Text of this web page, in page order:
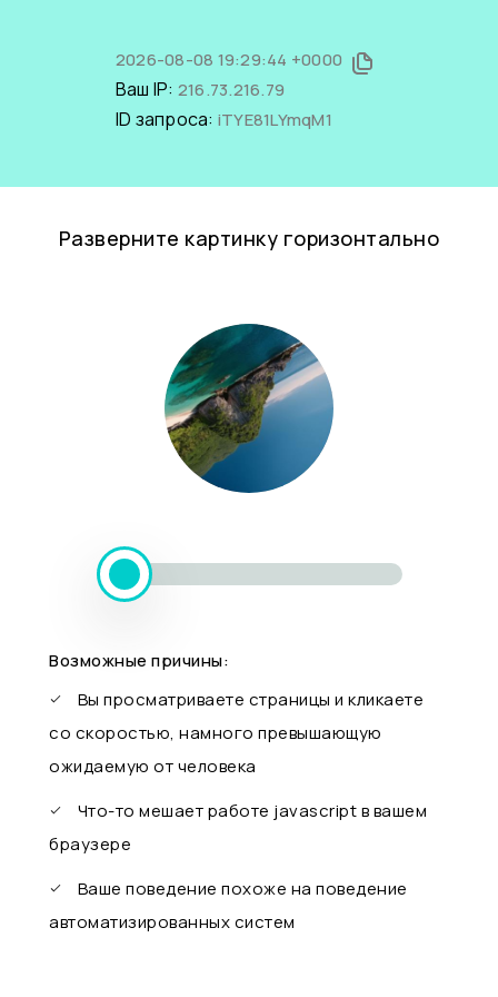
2026-08-08 19:29:44 +0000
Ваш IP: 216.73.216.79
ID запроса: iTYE81LYmqM1
Разверните картинку горизонтально
Возможные причины:
Вы просматриваете страницы и кликаете
со скоростью, намного превышающую
ожидаемую от человека
Что-то мешает работе javascript в вашем
браузере
Ваше поведение похоже на поведение
автоматизированных систем